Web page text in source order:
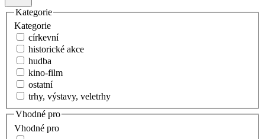
Kategorie
Kategorie
církevní
historické akce
hudba
kino-film
ostatní
trhy, výstavy, veletrhy
Vhodné pro
Vhodné pro